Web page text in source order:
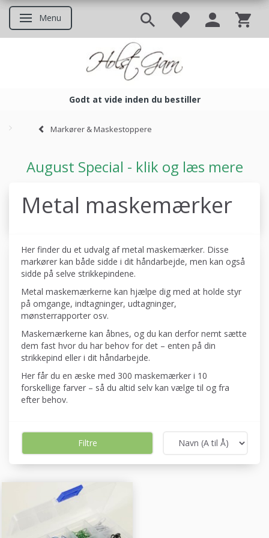
Skifte navigation
Menu
Godt at vide inden du bestiller
Markører & Maskestoppere
August Special - klik og læs mere
Metal maskemærker
Her finder du et udvalg af metal maskemærker. Disse
markører kan både sidde i dit håndarbejde, men kan også
sidde på selve strikkepindene.
Metal maskemærkerne kan hjælpe dig med at holde styr
på omgange, indtagninger, udtagninger,
mønsterrapporter osv.
Maskemærkerne kan åbnes, og du kan derfor nemt sætte
dem fast hvor du har behov for det – enten på din
strikkepind eller i dit håndarbejde.
Her får du en æske med 300 maskemærker i 10
forskellige farver – så du altid selv kan vælge til og fra
efter behov.
Filtre